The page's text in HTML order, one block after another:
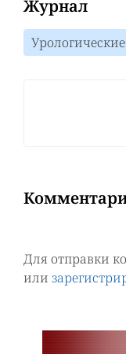
Журнал
Для отправки
или